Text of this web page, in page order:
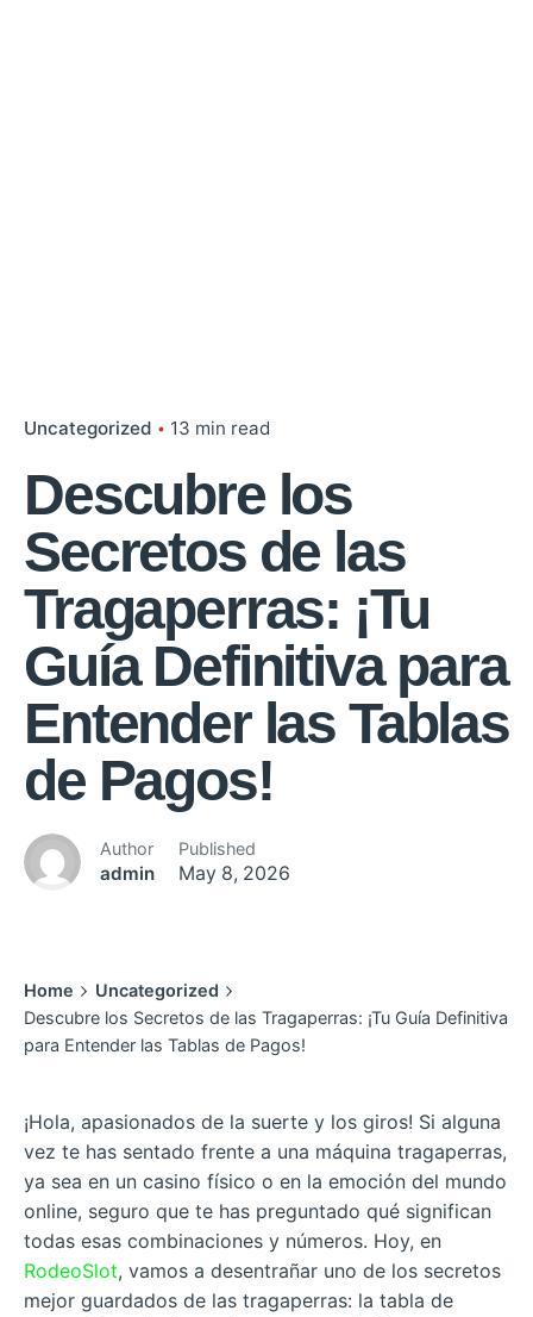
Uncategorized 13 min read
Descubre los
Secretos de las
Tragaperras: ¡Tu
Guía Definitiva para
Entender las Tablas
de Pagos!
Author
admin
Published
May 8, 2026
Home
Uncategorized
Descubre los Secretos de las Tragaperras: ¡Tu Guía Definitiva
para Entender las Tablas de Pagos!
¡Hola, apasionados de la suerte y los giros! Si alguna
vez te has sentado frente a una máquina tragaperras,
ya sea en un casino físico o en la emoción del mundo
online, seguro que te has preguntado qué significan
todas esas combinaciones y números. Hoy, en
RodeoSlot, vamos a desentrañar uno de los secretos
mejor guardados de las tragaperras: la tabla de